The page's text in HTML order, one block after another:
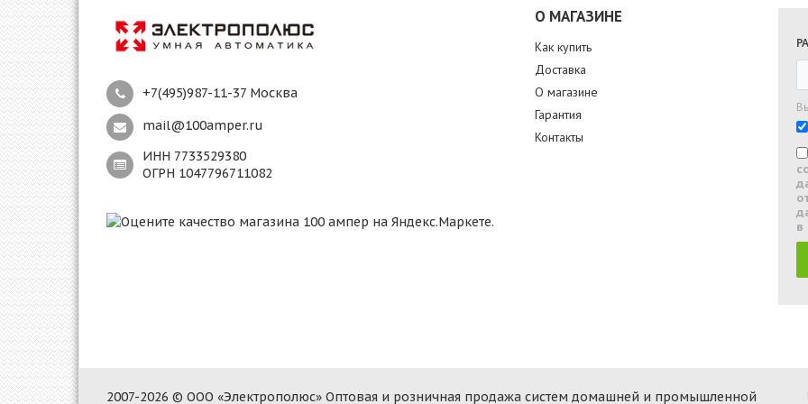
+7(495)987-11-37 Москва
mail@100amper.ru
ИНН 7733529380
ОГРН 1047796711082
О МАГАЗИНЕ
Как купить
Доставка
О магазине
Гарантия
Контакты
в
2007-2026 © ООО «Электрополюс» Оптовая и розничная продажа систем домашней и промышленной